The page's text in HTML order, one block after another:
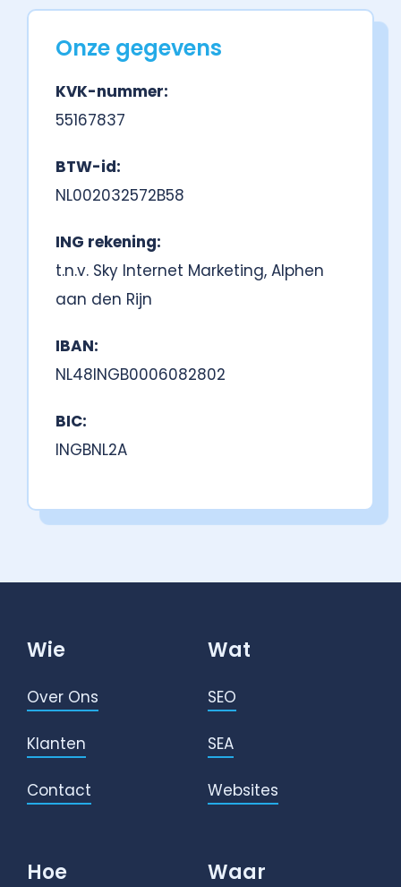
Onze gegevens
KVK-nummer:
55167837
BTW-id:
NL002032572B58
ING rekening:
t.n.v. Sky Internet Marketing, Alphen
aan den Rijn
IBAN:
NL48INGB0006082802
BIC:
INGBNL2A
Wie
Over Ons
Klanten
Contact
Wat
SEO
SEA
Websites
Hoe Waar